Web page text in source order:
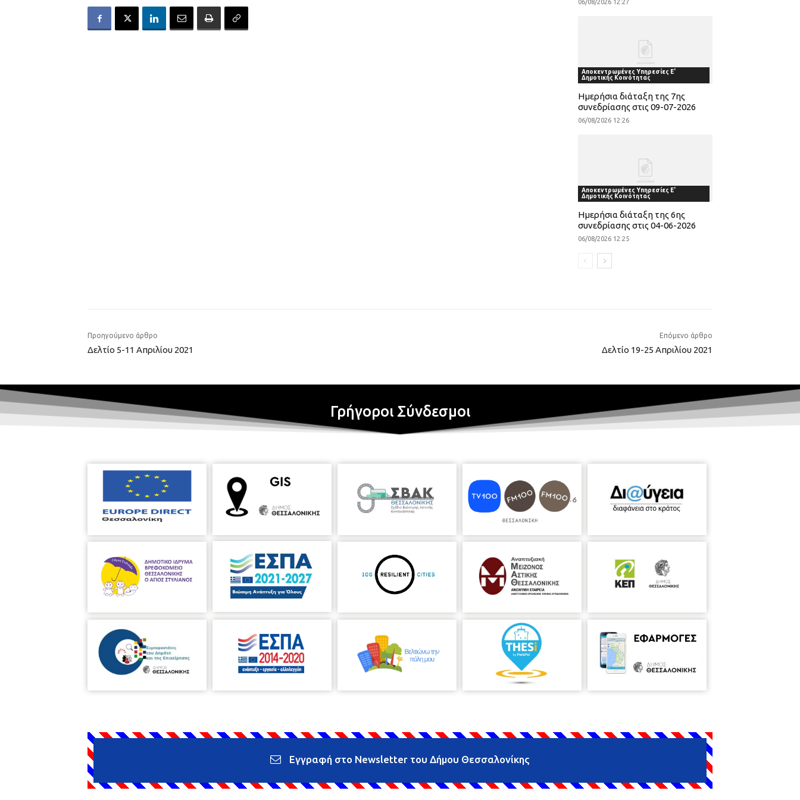
06/08/2026 12:27
Αποκεντρωμένες Υπηρεσίες Ε'
Δημοτικής Κοινότητας
Ημερήσια διάταξη της 7ης
συνεδρίασης στις 09-07-2026
06/08/2026 12:26
Αποκεντρωμένες Υπηρεσίες Ε'
Δημοτικής Κοινότητας
Ημερήσια διάταξη της 6ης
συνεδρίασης στις 04-06-2026
06/08/2026 12:25
Προηγούμενο άρθρο
Δελτίο 5-11 Απριλίου 2021
Επόμενο άρθρο
Δελτίο 19-25 Απριλίου 2021
Γρήγοροι Σύνδεσμοι
Εγγραφή στο Newsletter του Δήμου Θεσσαλονίκης